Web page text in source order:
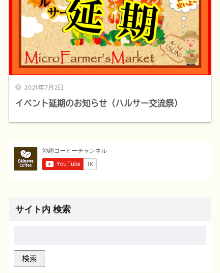
2021年7月2日
イベント延期のお知らせ（ハルサー交流祭）
サイト内 検索